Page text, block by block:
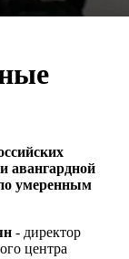
авангардной
умеренным
- директор
центра